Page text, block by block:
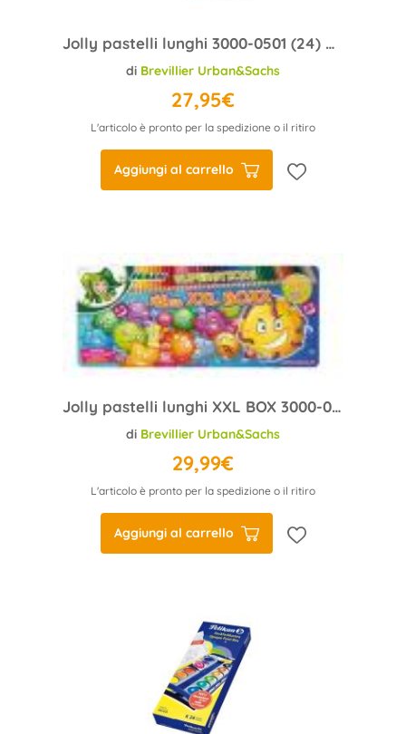
Jolly pastelli lunghi 3000-0501 (24) Classic scatola metallo
di Brevillier Urban&Sachs
27,95€
L'articolo è pronto per la spedizione o il ritiro
Aggiungi al carrello
Jolly pastelli lunghi XXL BOX 3000-0519 (48) scatola metallo
di Brevillier Urban&Sachs
29,99€
L'articolo è pronto per la spedizione o il ritiro
Aggiungi al carrello